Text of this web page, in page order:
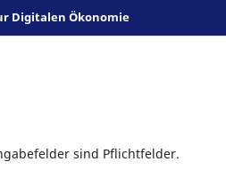
Digitalen Ökonomie
sind Pflichtfelder.